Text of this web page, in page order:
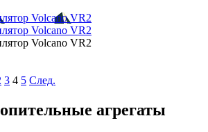
Volcano VR2
Volcano VR2
Volcano VR2
3 4 5 След.
агрегаты